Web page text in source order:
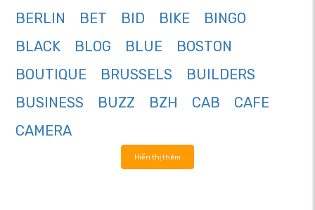
BERLIN
BET BID BIKE
BINGO
BLACK
BLOG BLUE
BOSTON
BOUTIQUE
BRUSSELS
BUILDERS
BUSINESS
BUZZ BZH CAB
CAFE
CAMERA
Hiển thị thêm